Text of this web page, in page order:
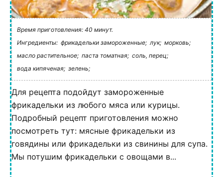
Время приготовления: 40 минут.
Ингредиенты: фрикадельки замороженные; лук; морковь;
масло растительное; паста томатная; соль, перец;
вода кипяченая; зелень;
Для рецепта подойдут замороженные
фрикадельки из любого мяса или курицы.
Подробный рецепт приготовления можно
посмотреть тут: мясные фрикадельки из
говядины или фрикадельки из свинины для супа.
Мы потушим фрикадельки с овощами в...